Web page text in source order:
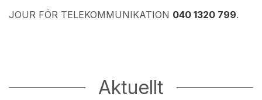
JOUR FÖR TELEKOMMUNIKATION 040 1320 799.
Aktuellt